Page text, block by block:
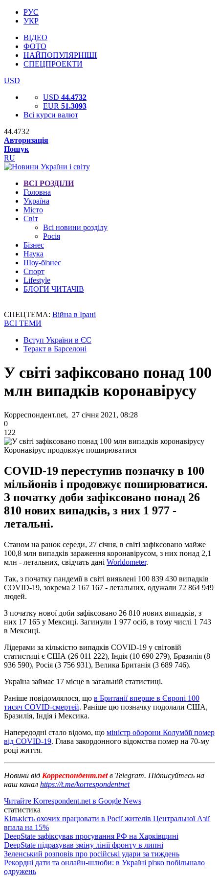
РУС
УКР
ВІДЕО
ФОТО
НАЙПОПУЛЯРНІШІ
СПЕЦПРОЕКТИ
USD
USD 44.4732
EUR 51.3093
Всі курси валют
44.4732
Авторизація
Пошук
RU
ВСІ РОЗДІЛИ
Головна
Україна
Місто
Світ
Всі новини розділу
Росія
Бізнес
Наука
Шоу-бізнес
Спорт
Lifestyle
БЛОГИ ЧИТАЧІВ
СПЕЦТЕМА: Війна в Ірані
ВСІ ТЕМИ
Вступ України в ЄС
Теракт в Барселоні
У світі зафіксовано понад 100
млн випадків коронавірусу
Корреспондент.net, 27 січня 2021, 08:28
0
122
Коронавірус продовжує поширюватися
COVID-19 переступив позначку в 100
мільйонів і продовжує поширюватися.
З початку доби зафіксовано понад 26
810 нових випадків, з них 1 977 -
летальні.
Станом на ранок середи, 27 січня, в світі зафіксовано майже
100,8 млн випадків зараження коронавірусом, з них понад 2,1
млн - летальних, свідчать дані Worldometer.
Так, з початку пандемії в світі виявлені 100 839 430 випадків
COVID-19, зокрема 2 167 167 - летальних, одужали 72 864 949
людей.
З початку нової доби зафіксовано 26 810 нових випадків, з
них 17 165 у Мексиці. Загинули 1 977 осіб, в тому числі 1 743
в Мексиці.
Лідерами за кількістю випадків COVID-19 у світовій
статистиці є США (26 011 222), Індія (10 690 279), Бразилія (8
936 590), Росія (3 756 931), Велика Британія (3 689 746).
Україна займає 17 місце в загальній статистиці.
Раніше повідомлялося, що в Британії вперше в Європі 100
тисяч COVID-смертей. Раніше цю позначку подолали США,
Бразилія, Індія і Мексика.
Напередодні стало відомо, що міністр оборони Колумбії помер
від COVID-19. Глава закордонного відомства помер на 70-му
році життя.
Новини від Корреспондент.netв Telegram. Підписуйтесь на
наш канал https://t.me/korrespondentnet
Читайте Korrespondent.net в Google News
статистика
Кількість охочих працювати в Росії жителів Центральної Азії
впала на 15%
DeepState зафіксував просування РФ на Харківщині
DeepState підрахував зміну лінії фронту в липні
Зеленський розповів про російські удари за тиждень
Рекордні дати та онлайн-шлюби: в Україні різко побільшало
одружень